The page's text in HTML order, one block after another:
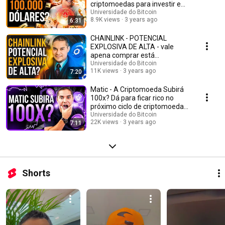
mais gostar e não se esqueça de se inscrever no canal para não perder
nenhuma atualização. Estamos ansiosos para acompanhá-lo nessa
empolgante jornada pelo mundo das criptomoedas!
altamente volátil e sujeito a riscos. É sempre importante realizar sua
própria pesquisa e análise antes de tomar decisões de investimento.
Aproveite essa playlist como uma introdução às criptomoedas
promissoras para 2023-2024, mas lembre-se de que a diversificação e a
gestão adequada do risco são essenciais ao investir em qualquer ativo
digital.
6:31
criptomoedas para investir em
2023 #ethereum
Universidade do Bitcoin
8.9K views
3 years ago
7:20
CHAINLINK - POTENCIAL
EXPLOSIVA DE ALTA - vale
apena comprar está
criptomoeda em 2023? #link
Universidade do Bitcoin
11K views
3 years ago
7:11
Matic - A Criptomoeda Subirá
100x? Dá para ficar rico no
próximo ciclo de criptomoedas?
#matic
Universidade do Bitcoin
22K views
3 years ago
Shorts